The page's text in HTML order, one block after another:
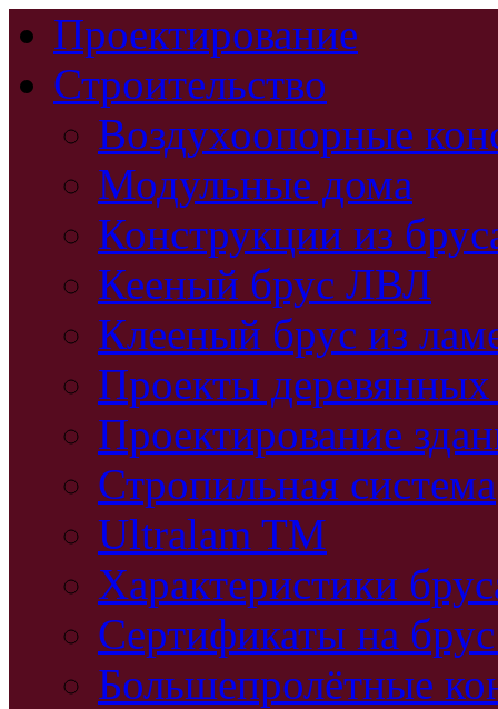
Проектирование
Строительство
Воздухоопорные
Модульные дома
Конструкции из
Кееный брус ЛВЛ
Клееный брус из
Проекты
Проектирование
Стропильная система
Ultralam TM
Характеристики
Сертификаты на
Большепролётные